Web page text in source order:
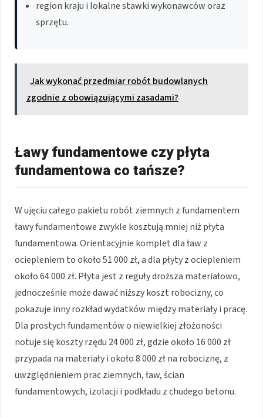
region kraju i lokalne stawki wykonawców oraz
sprzętu.
Jak wykonać przedmiar robót budowlanych
zgodnie z obowiązującymi zasadami?
Ławy fundamentowe czy płyta
fundamentowa co tańsze?
W ujęciu całego pakietu robót ziemnych z fundamentem
ławy fundamentowe zwykle kosztują mniej niż płyta
fundamentowa. Orientacyjnie komplet dla ław z
ociepleniem to około 51 000 zł, a dla płyty z ociepleniem
około 64 000 zł. Płyta jest z reguły droższa materiałowo,
jednocześnie może dawać niższy koszt robocizny, co
pokazuje inny rozkład wydatków między materiały i pracę.
Dla prostych fundamentów o niewielkiej złożoności
notuje się koszty rzędu 24 000 zł, gdzie około 16 000 zł
przypada na materiały i około 8 000 zł na robociznę, z
uwzględnieniem prac ziemnych, ław, ścian
fundamentowych, izolacji i podkładu z chudego betonu.